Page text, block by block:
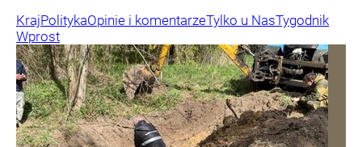
KrajPolitykaOpinie i komentarzeTylko u NasTygodnik
Wprost